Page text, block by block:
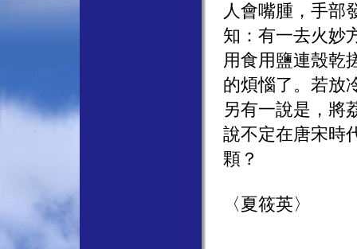
人會嘴腫，手部
知：有一去火妙
用食用鹽連殼乾
的煩惱了。若放
另有一說是，將
說不定在唐宋時
顆？
〈夏筱英〉